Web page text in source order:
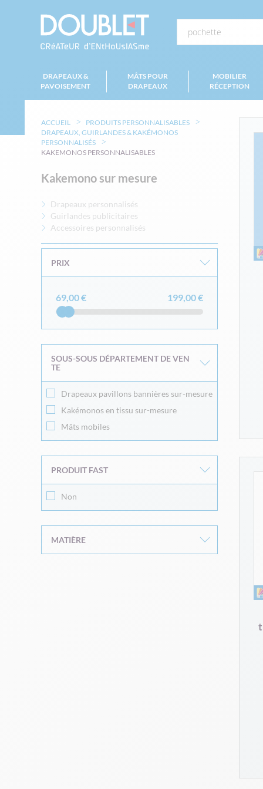
DRAPEAUX &
PAVOISEMENT
MÂTS POUR
DRAPEAUX
MOBILIER
RÉCEPTION
ACCUEIL
PRODUITS PERSONNALISABLES
DRAPEAUX, GUIRLANDES & KAKÉMONOS
PERSONNALISÉS
KAKEMONOS PERSONNALISABLES
Kakemono sur mesure
Drapeaux personnalisés
Guirlandes publicitaires
Accessoires personnalisés
PRIX
69,00 € 199,00 €
SOUS-SOUS DÉPARTEMENT DE VEN
TE
Drapeaux pavillons bannières sur-mesure
Kakémonos en tissu sur-mesure
Mâts mobiles
PRODUIT FAST
Non
MATIÈRE